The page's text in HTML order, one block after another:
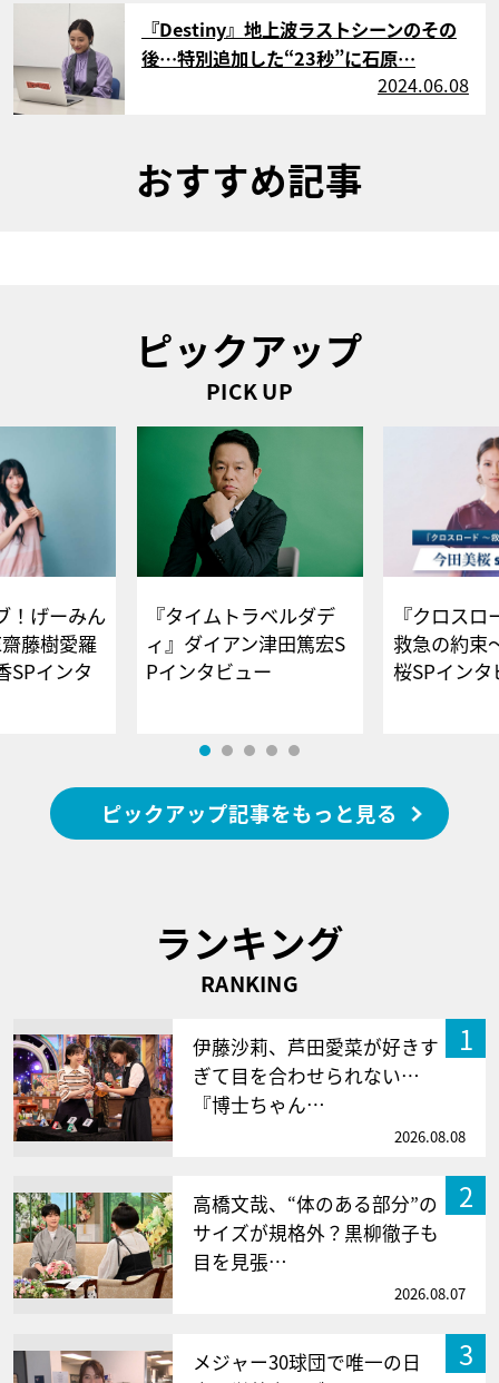
『Destiny』地上波ラストシーンのその
後…特別追加した“23秒”に石原…
2024.06.08
おすすめ記事
ピックアップ
PICK UP
！げーみん
藤樹愛羅
SPインタ
『タイムトラベルダデ
ィ』ダイアン津田篤宏S
Pインタビュー
『クロス
救急の約束
桜SPイ
ピックアップ記事をもっと見る
ランキング
RANKING
1
伊藤沙莉、芦田愛菜が好きす
ぎて目を合わせられない…
『博士ちゃん…
2026.08.08
2
高橋文哉、“体のある部分”の
サイズが規格外？黒柳徹子も
目を見張…
2026.08.07
3
メジャー30球団で唯一の日